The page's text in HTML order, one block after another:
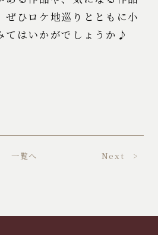
ぜひロケ地巡りとともに小
てはいかがでしょうか♪
一覧へ Next >